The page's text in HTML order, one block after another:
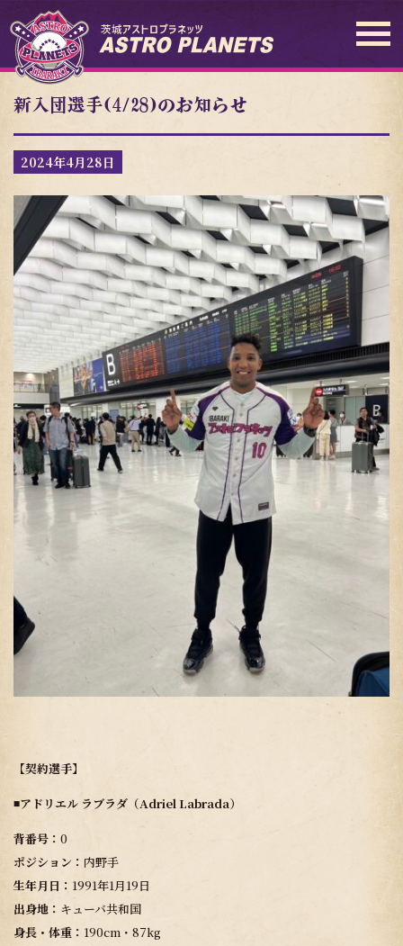
新入団選手(4/28)のお知らせ
2024年4月28日
【契約選手】
◾️アドリエル ラブラダ（Adriel Labrada）
背番号： 0
ポジション： 内野手
生年月日： 1991年1月19日
出身地： キューバ共和国
身長・体重： 190cm・87kg